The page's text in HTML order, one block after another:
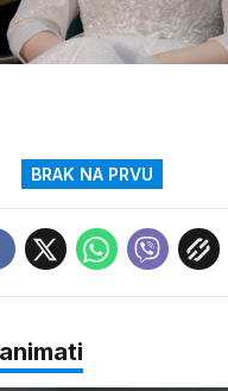
BRAK NA PRVU